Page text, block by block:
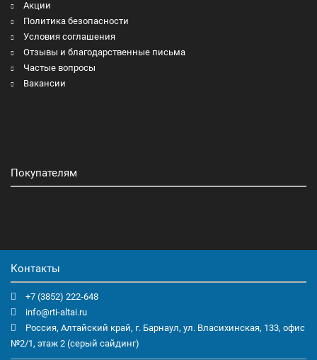
Акции
Политика безопасности
Условия соглашения
Отзывы и благодарственные письма
Частые вопросы
Вакансии
Покупателям
Контакты
+7 (3852) 222-648
info@rti-altai.ru
Россия, Алтайский край, г. Барнаул, ул. Власихинская, 133, офис
№2/1, этаж 2 (серый сайдинг)